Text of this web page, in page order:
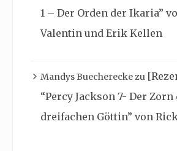
1 – Der Orden der Ikaria”
Valentin und Erik Kellen
Mandys Buechereckezu
“Percy Jackson 7- Der Zorn
dreifachen Göttin” von